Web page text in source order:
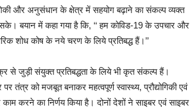
और अनुसंधान के क्षेत्र में सहयोग बढ़ाने का संकल्प व्यक्त
सके। बयान में कहा गया है कि, ‘‘ हम कोविड-19 के उपचार और
शोध कोष के नये चरण के लिये प्रतिबद्ध हैं।’’
से जुड़ी संयुक्त प्रतिबद्धता के लिये भी कृत संकल्प हैं।
को मजबूत बनाकर महत्वपूर्ण स्वास्थ्य, प्रौद्योगिकी एवं
करने का निर्णय किया है। दोनों देशों ने साइबर एवं साइबर